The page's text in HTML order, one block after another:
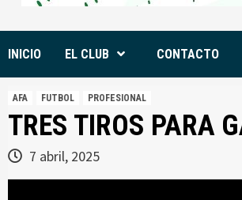
INICIO EL CLUB CONTACTO
AFA FUTBOL PROFESIONAL
TRES TIROS PARA
7 abril, 2025